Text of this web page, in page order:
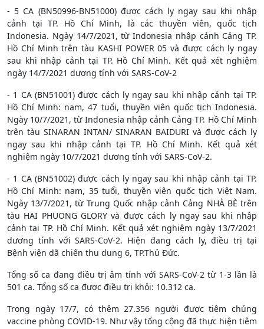
- 5 CA (BN50996-BN51000) được cách ly ngay sau khi nhập
cảnh tại TP. Hồ Chí Minh, là các thuyền viên, quốc tịch
Indonesia. Ngày 14/7/2021, từ Indonesia nhập cảnh Cảng TP.
Hồ Chí Minh trên tàu KASHI POWER 05 và được cách ly ngay
sau khi nhập cảnh tại TP. Hồ Chí Minh. Kết quả xét nghiệm
ngày 14/7/2021 dương tính với SARS-CoV-2
- 1 CA (BN51001) được cách ly ngay sau khi nhập cảnh tại TP.
Hồ Chí Minh: nam, 47 tuổi, thuyền viên quốc tịch Indonesia.
Ngày 10/7/2021, từ Indonesia nhập cảnh Cảng TP. Hồ Chí Minh
trên tàu SINARAN INTAN/ SINARAN BAIDURI và được cách ly
ngay sau khi nhập cảnh tại TP. Hồ Chí Minh. Kết quả xét
nghiệm ngày 10/7/2021 dương tính với SARS-CoV-2.
- 1 CA (BN51002) được cách ly ngay sau khi nhập cảnh tại TP.
Hồ Chí Minh: nam, 35 tuổi, thuyền viên quốc tịch Việt Nam.
Ngày 13/7/2021, từ Trung Quốc nhập cảnh Cảng NHÀ BÈ trên
tàu HAI PHUONG GLORY và được cách ly ngay sau khi nhập
cảnh tại TP. Hồ Chí Minh. Kết quả xét nghiệm ngày 13/7/2021
dương tính với SARS-CoV-2. Hiện đang cách ly, điều trị tại
Bệnh viện dã chiến thu dung 6, TP.Thủ Đức.
Tổng số ca đang điều trị âm tính với SARS-CoV-2 từ 1-3 lần là
501 ca. Tổng số ca được điều trị khỏi: 10.312 ca.
Trong ngày 17/7, có thêm 27.356 người được tiêm chủng
vaccine phòng COVID-19. Như vậy tổng cộng đã thực hiện tiêm